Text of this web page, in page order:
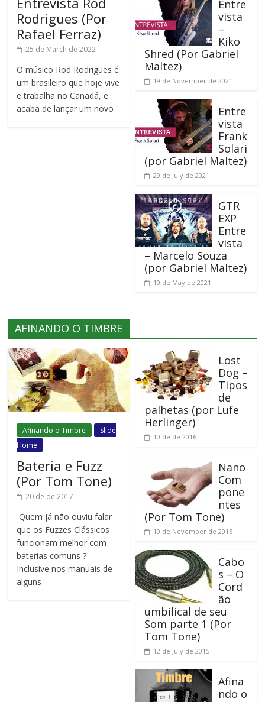
Rodrigues (Por
Rafael Ferraz)
25 de March de 2022
O músico Rod Rodrigues é
um brasileiro que hoje vive
e trabalha no Canadá, e
acaba de lançar um novo
Entre
vista
–
Kiko
Shred (Por Gabriel
Maltez)
19 de November de 2021
Entre
vista
Frank
Solari
(por Gabriel Maltez)
29 de July de 2021
GTR
EXP
Entre
vista
– Marcelo Souza
(por Gabriel Maltez)
10 de May de 2021
AFINANDO O TIMBRE
Afinando o Timbre
Slide
Home
Bateria e Fuzz
(Por Tom Tone)
20 de de 2017
Quem já não ouviu falar
que os Fuzzes Clássicos
funcionam melhor com
baterias comuns ?
Inclusive nos manuais de
alguns
Lost
Dog –
Tipos
de
palhetas (por Lufe
Herlinger)
10 de de 2016
Nano
Com
pone
ntes
(Por Tom Tone)
19 de November de 2015
Cabo
s – O
Cord
ão
umbilical de seu
Som parte 1 (Por
Tom Tone)
12 de July de 2015
Afina
ndo o